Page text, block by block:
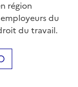
région
du
du travail.